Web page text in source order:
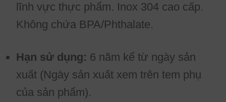
lĩnh vực thực phẩm. Inox 304 cao cấp.
Không chứa BPA/Phthalate.
Hạn sử dụng: 6 năm kể từ ngày sản
xuất (Ngày sản xuất xem trên tem phụ
của sản phẩm).